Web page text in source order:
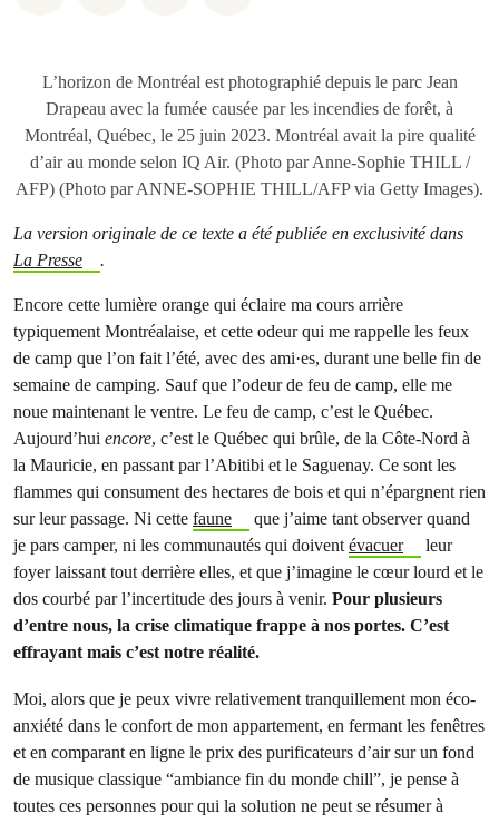
L’horizon de Montréal est photographié depuis le parc Jean
Drapeau avec la fumée causée par les incendies de forêt, à
Montréal, Québec, le 25 juin 2023. Montréal avait la pire qualité
d’air au monde selon IQ Air. (Photo par Anne-Sophie THILL /
AFP) (Photo par ANNE-SOPHIE THILL/AFP via Getty Images).
La version originale de ce texte a été publiée en exclusivité dans
La Presse
.
Encore cette lumière orange qui éclaire ma cours arrière
typiquement Montréalaise, et cette odeur qui me rappelle les feux
de camp que l’on fait l’été, avec des ami·es, durant une belle fin de
semaine de camping. Sauf que l’odeur de feu de camp, elle me
noue maintenant le ventre. Le feu de camp, c’est le Québec.
Aujourd’hui encore, c’est le Québec qui brûle, de la Côte-Nord à
la Mauricie, en passant par l’Abitibi et le Saguenay. Ce sont les
flammes qui consument des hectares de bois et qui n’épargnent rien
sur leur passage. Ni cette faune
que j’aime tant observer quand
je pars camper, ni les communautés qui doiventévacuer
leur
foyer laissant tout derrière elles, et que j’imagine le cœur lourd et le
dos courbé par l’incertitude des jours à venir. Pour plusieurs
d’entre nous, la crise climatique frappe à nos portes. C’est
effrayant mais c’est notre réalité.
Moi, alors que je peux vivre relativement tranquillement mon éco-
anxiété dans le confort de mon appartement, en fermant les fenêtres
et en comparant en ligne le prix des purificateurs d’air sur un fond
de musique classique “ambiance fin du monde chill”, je pense à
toutes ces personnes pour qui la solution ne peut se résumer à